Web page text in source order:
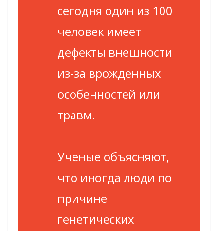
сегодня один из 100
человек имеет
дефекты внешности
из-за врожденных
особенностей или
травм.
Ученые объясняют,
что иногда люди по
причине
генетических